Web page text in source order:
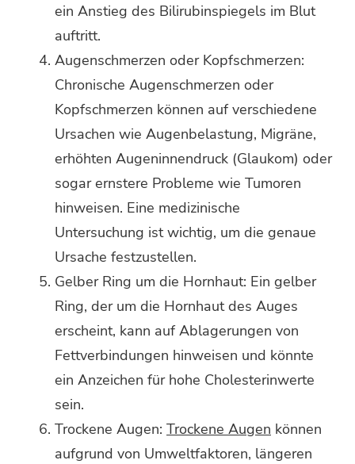
ein Anstieg des Bilirubinspiegels im Blut
auftritt.
Augenschmerzen oder Kopfschmerzen:
Chronische Augenschmerzen oder
Kopfschmerzen können auf verschiedene
Ursachen wie Augenbelastung, Migräne,
erhöhten Augeninnendruck (Glaukom) oder
sogar ernstere Probleme wie Tumoren
hinweisen. Eine medizinische
Untersuchung ist wichtig, um die genaue
Ursache festzustellen.
Gelber Ring um die Hornhaut: Ein gelber
Ring, der um die Hornhaut des Auges
erscheint, kann auf Ablagerungen von
Fettverbindungen hinweisen und könnte
ein Anzeichen für hohe Cholesterinwerte
sein.
Trockene Augen: Trockene Augen können
aufgrund von Umweltfaktoren, längeren